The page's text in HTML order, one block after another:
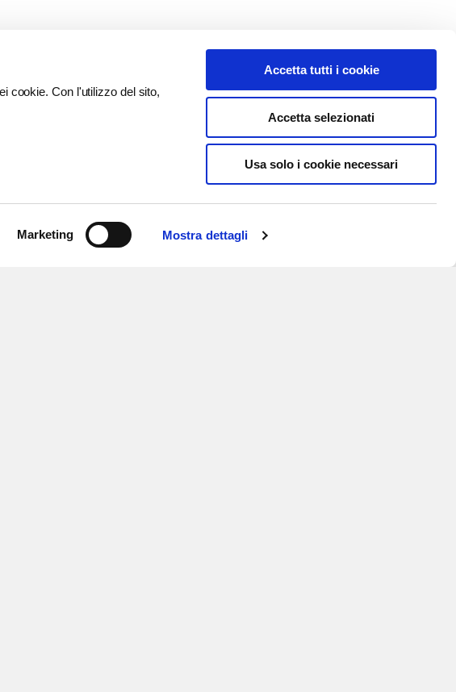
cookie. Con l'utilizzo del sito,
Marketing Mostra dettagli
Accetta tutti i cookie
Accetta selezionati
Usa solo i cookie necessari